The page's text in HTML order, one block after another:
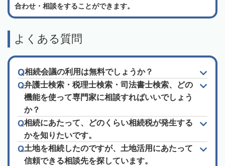
合わせ・相談をすることができます。
よくある質問
相続会議の利用は無料でしょうか？
弁護士検索・税理士検索・司法書士検索、どの
機能を使って専門家に相談すればいいでしょう
か？
相続にあたって、どのくらい相続税が発生する
かを知りたいです。
土地を相続したのですが、土地活用にあたって
信頼できる相談先を探しています。